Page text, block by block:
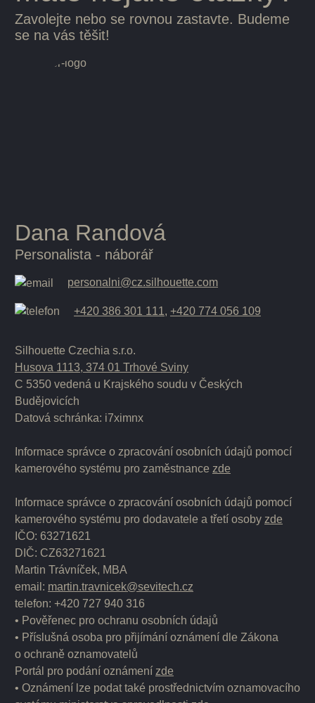
Zavolejte nebo se rovnou zastavte. Budeme
se na vás těšit!
Dana Randová
Personalista - náborář
personalni@cz.silhouette.com
+420 386 301 111, +420 774 056 109
Silhouette Czechia s.r.o.
Husova 1113, 374 01 Trhové Sviny
C 5350 vedená u Krajského soudu v Českých
Budějovicích
Datová schránka: i7ximnx
Informace správce o zpracování osobních údajů pomocí
kamerového systému pro zaměstnance zde
Informace správce o zpracování osobních údajů pomocí
kamerového systému pro dodavatele a třetí osoby zde
IČO: 63271621
DIČ: CZ63271621
Martin Trávníček, MBA
email: martin.travnicek@sevitech.cz
telefon: +420 727 940 316
• Pověřenec pro ochranu osobních údajů
• Příslušná osoba pro přijímání oznámení dle Zákona
o ochraně oznamovatelů
Portál pro podání oznámení zde
• Oznámení lze podat také prostřednictvím oznamovacího